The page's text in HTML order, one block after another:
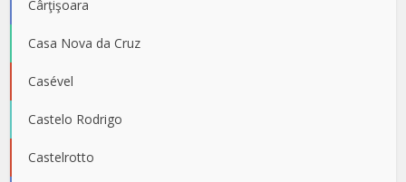
Cârţişoara
Casa Nova da Cruz
Casével
Castelo Rodrigo
Castelrotto